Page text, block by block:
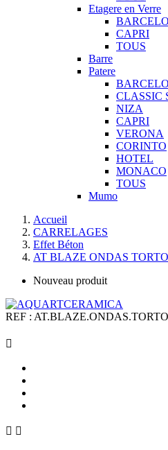
Etagere en Verre
CAPRI
TOUS
Barre
Patere
CLASSIC
NIZA
CAPRI
VERONA
CORINTO
HOTEL
MONACO
TOUS
Mumo
Accueil
CARRELAGES
Effet Béton
AT BLAZE ONDAS
Nouveau produit
REF :

 